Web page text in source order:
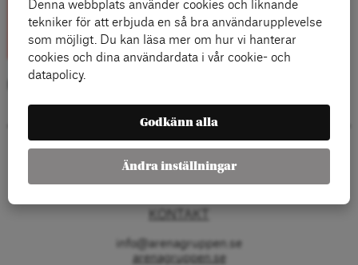
Barnhusgatan 4
111 23 Stockholm
info@arenagruppen.se
arenagruppen.se
Denna webbplats använder cookies och liknande
tekniker för att erbjuda en så bra användarupplevelse
som möjligt. Du kan läsa mer om hur vi hanterar
cookies och dina användardata i vår cookie- och
datapolicy.
Godkänn alla
Ändra inställningar